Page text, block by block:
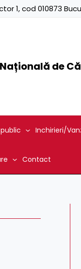
1, cod 010873
de Căi
Inchirieri/
Contact